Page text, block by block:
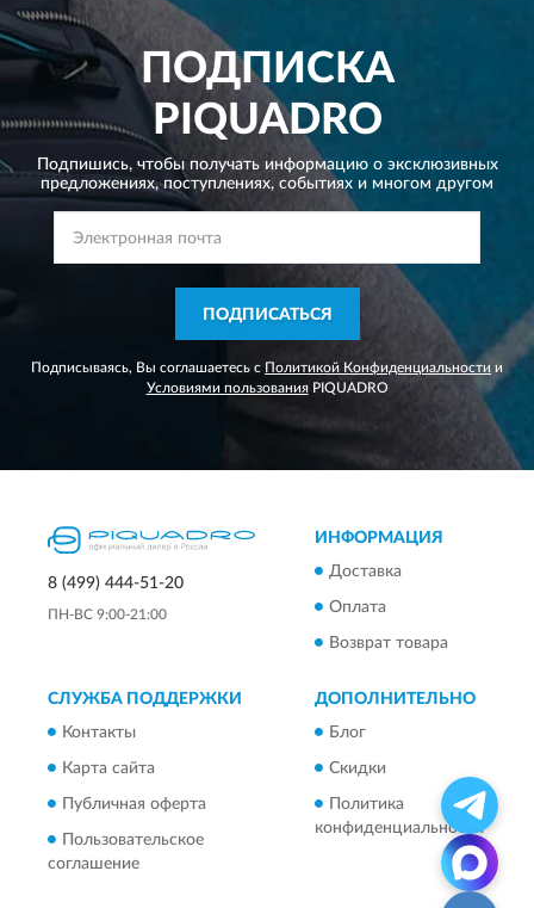
ПОДПИСКА
PIQUADRO
Подпишись, чтобы получать информацию о эксклюзивных
предложениях,поступлениях, событиях и многом другом
ПОДПИСАТЬСЯ
Подписываясь, Вы соглашаетесь с Политикой Конфиденциальности и
Условиями пользованияPIQUADRO
8 (499) 444-51-20
ПН-ВС 9:00-21:00
ИНФОРМАЦИЯ
Доставка
Оплата
Возврат товара
СЛУЖБА ПОДДЕРЖКИ
Контакты
Карта сайта
Публичная оферта
Пользовательское
соглашение
ДОПОЛНИТЕЛЬНО
Блог
Скидки
Политика
конфиденциальности